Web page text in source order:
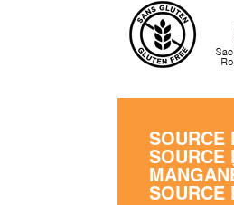
SOURCE
SOURCE
SOURCE